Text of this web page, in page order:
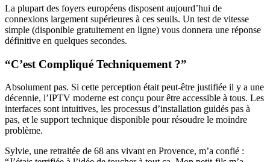
La plupart des foyers européens disposent aujourd’hui de
connexions largement supérieures à ces seuils. Un test de vitesse
simple (disponible gratuitement en ligne) vous donnera une réponse
définitive en quelques secondes.
“C’est Compliqué Techniquement ?”
Absolument pas. Si cette perception était peut-être justifiée il y a une
décennie, l’IPTV moderne est conçu pour être accessible à tous. Les
interfaces sont intuitives, les processus d’installation guidés pas à
pas, et le support technique disponible pour résoudre le moindre
problème.
Sylvie, une retraitée de 68 ans vivant en Provence, m’a confié :